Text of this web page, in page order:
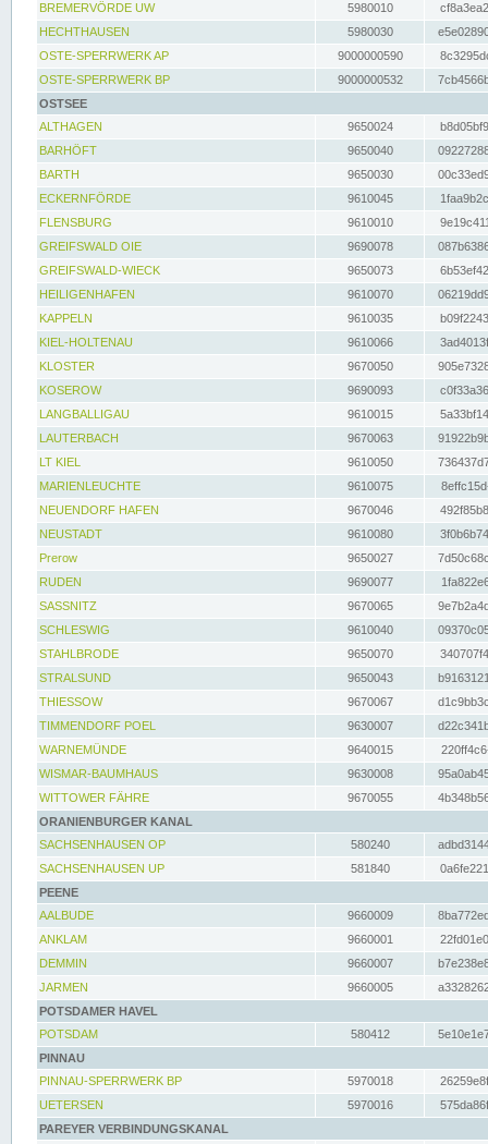
BREMERVÖRDE UW
5980010
HECHTHAUSEN
5980030
OSTE-SPERRWERK AP
9000000590
OSTE-SPERRWERK BP
9000000532
OSTSEE
ALTHAGEN
9650024
BARHÖFT
9650040
BARTH
9650030
ECKERNFÖRDE
9610045
FLENSBURG
9610010
GREIFSWALD OIE
9690078
GREIFSWALD-WIECK
9650073
HEILIGENHAFEN
9610070
KAPPELN
9610035
KIEL-HOLTENAU
9610066
KLOSTER
9670050
KOSEROW
9690093
LANGBALLIGAU
9610015
LAUTERBACH
9670063
LT KIEL
9610050
MARIENLEUCHTE
9610075
NEUENDORF HAFEN
9670046
NEUSTADT
9610080
Prerow
9650027
RUDEN
9690077
SASSNITZ
9670065
SCHLESWIG
9610040
STAHLBRODE
9650070
STRALSUND
9650043
THIESSOW
9670067
TIMMENDORF POEL
9630007
WARNEMÜNDE
9640015
WISMAR-BAUMHAUS
9630008
WITTOWER FÄHRE
9670055
ORANIENBURGER KANAL
SACHSENHAUSEN OP
580240
SACHSENHAUSEN UP
581840
PEENE
AALBUDE
9660009
ANKLAM
9660001
DEMMIN
9660007
JARMEN
9660005
POTSDAMER HAVEL
POTSDAM
580412
PINNAU
PINNAU-SPERRWERK BP
5970018
UETERSEN
5970016
PAREYER VERBINDUNGSKANAL